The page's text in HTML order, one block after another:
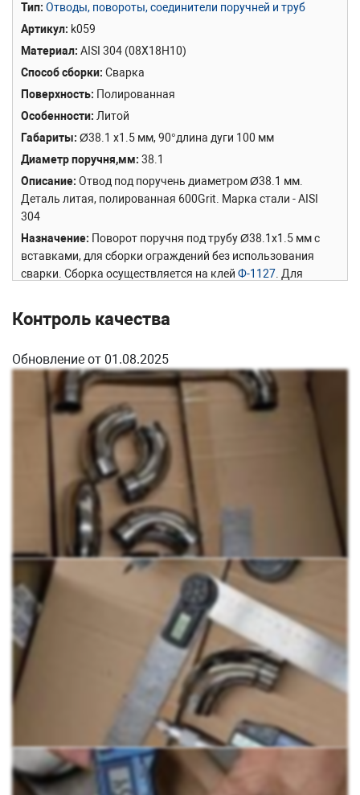
Тип Отводы, повороты, соединители поручней и труб
Артикул k059
Материал AISI 304 (08Х18Н10)
Способ сборки Сварка
Поверхность Полированная
Особенности Литой
Габариты Ø38.1 х1.5 мм, 90°длина дуги 100 мм
Диаметр поручня,мм 38.1
Описание Отвод под поручень диаметром Ø38.1 мм.
Деталь литая, полированная 600Grit. Марка стали - AISI
304
Назначение Поворот поручня под трубу Ø38.1х1.5 мм с
вставками, для сборки ограждений без использования
сварки. Сборка осуществляется на клей Ф-1127 . Для
2.
Контроль качества
Обновление от 01.08.2025